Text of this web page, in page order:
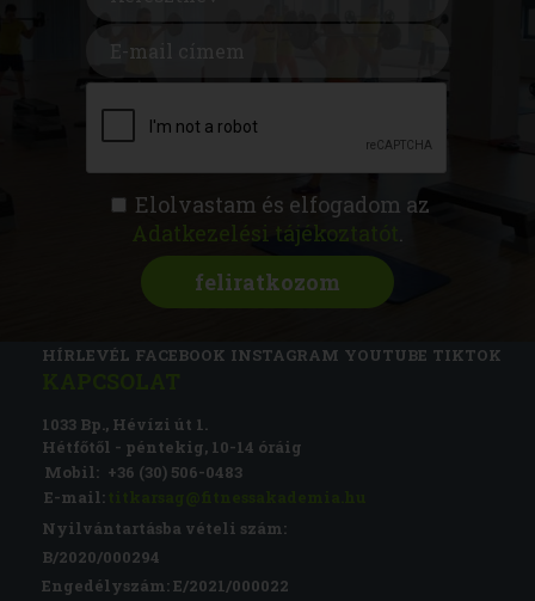
Elolvastam és elfogadom az
Adatkezelési tájékoztatót .
FITNESS AKADÉMIA
RÓLUNK MAGAZIN
CSATLAKOZZ
HÍRLEVÉL FACEBOOK INSTAGRAM YOUTUBE TIKTOK
1033 Bp., Hévízi út 1.
Hétfőtől - péntekig, 10-14 óráig
Mobil: +36 (30) 506-0483
E-mail:
Nyilvántartásba vételi szám:
B/2020/000294
Engedélyszám: E/2021/000022